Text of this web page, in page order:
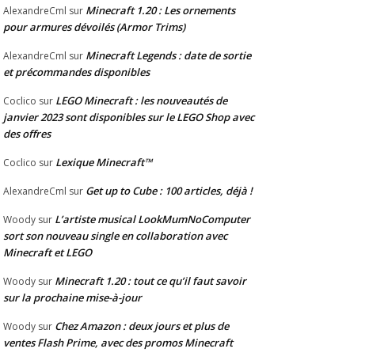
AlexandreCml sur Minecraft 1.20 : Les ornements
pour armures dévoilés (Armor Trims)
AlexandreCml sur Minecraft Legends : date de sortie
et précommandes disponibles
Coclico sur LEGO Minecraft : les nouveautés de
janvier 2023 sont disponibles sur le LEGO Shop avec
des offres
Coclico sur Lexique Minecraft™
AlexandreCml sur Get up to Cube : 100 articles, déjà !
Woody sur L’artiste musical LookMumNoComputer
sort son nouveau single en collaboration avec
Minecraft et LEGO
Woody sur Minecraft 1.20 : tout ce qu’il faut savoir
sur la prochaine mise-à-jour
Woody sur Chez Amazon : deux jours et plus de
ventes Flash Prime, avec des promos Minecraft